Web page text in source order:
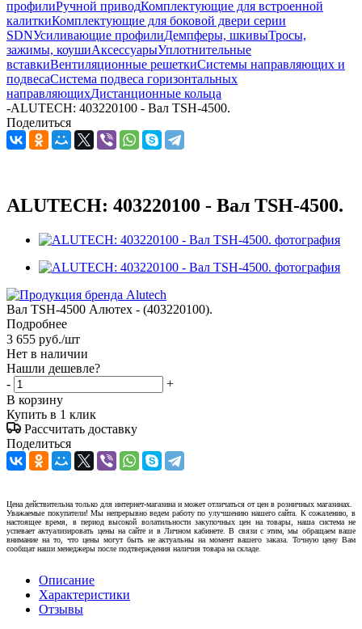
профилиРучной приводКомплектующие для встроенной
калиткиКомплектующие для боковой двери серии
SDNУсиливающие профилиДемпферы, шкивыТросы,
зажимы, коушиАксессуарыУплотнительные
вставкиВентиляционные решеткиСистемы направляющих и
подвесаСистема подвеса горизонтальных
направляющихДистанционные кольца
-ALUTECH: 403220100 - Вал TSH-4500.
Поделиться
ALUTECH: 403220100 - Вал TSH-4500.
Вал TSH-4500 Алютех - (403220100).
Подробнее
3 655 руб./шт
Нет в наличии
Нашли дешевле?
-
+
В корзину
Купить в 1 клик
Рассчитать доставку
Поделиться
Цена действительна только для интернет-магазина и может отличаться от цен в розничных магазинах.
Уважаемые покупатели! Мы непрерывно ведем работу по улучшению нашего сайта. К сожалению, в
настоящее время, в период высокой волатильности закупочных цен на товары, наша система не
успевает актуализировать цены на сайте и в Личном кабинете. В связи с этим, мы обращаем ваше
внимание на то, что цены могут быть не актуальны на момент вашего заказа. Точную цену Вам
сообщат наши менеджеры после подтверждения наличия товара на складе.
Описание
Характеристики
Отзывы